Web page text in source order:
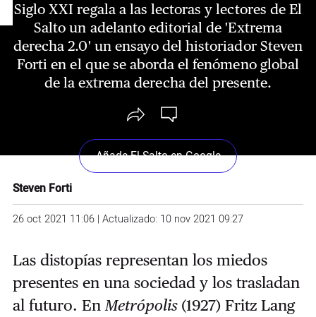
Siglo XXI regala a las lectoras y lectores de El
Salto un adelanto editorial de 'Extrema
derecha 2.0' un ensayo del historiador Steven
Forti en el que se aborda el fenómeno global
de la extrema derecha del presente.
Añade El Salto en Google
Steven Forti
26 oct 2021 11:06 | Actualizado: 10 nov 2021 09:27
Las distopías representan los miedos
presentes en una sociedad y los trasladan
al futuro. En Metrópolis (1927) Fritz Lang